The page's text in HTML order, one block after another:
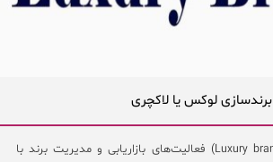
برندسازی لوکس یا لاکچری
برندسازی لوکس (Luxury branding) فعالیت‌های بازاریابی و مدیریت برند با